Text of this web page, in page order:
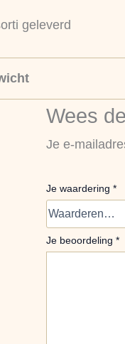
geleverd
Wees
Je e-
Je waardering *
Je beoordeling *